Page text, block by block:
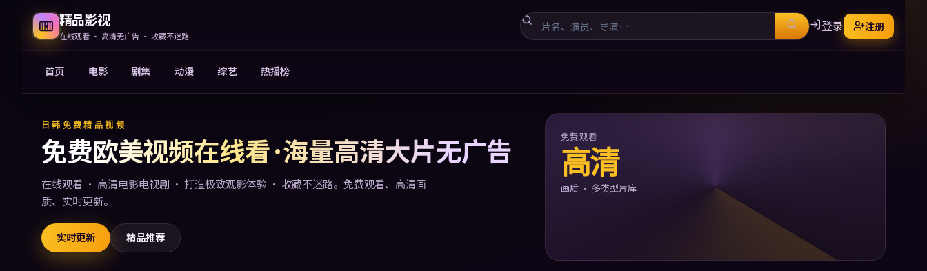
精品影视
在线观看 · 高清无广告 · 收藏不迷路
登录 注册
首页 电影 剧集 动漫 综艺 热播榜
免费欧美视频在线观看电影电视剧，日韩免费精品视频
日韩免费精品视频
免费欧美视频在线看 · 海量高清大片无广告
在线观看 · 高清电影电视剧 · 打造极致观影体验 · 收藏不迷路。免费观看、高清画
质、实时更新。
实时更新 精品推荐
免费观看
高清
画质 · 多类型片库